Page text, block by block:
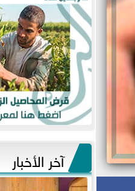
آخر الأخبار